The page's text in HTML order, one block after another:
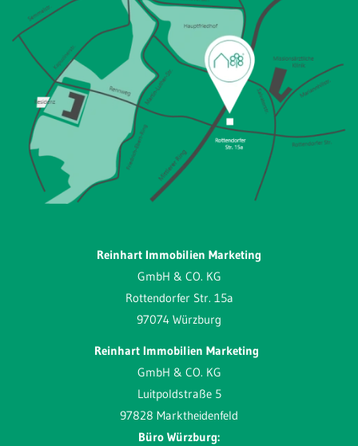
Reinhart Immobilien Marketing
GmbH & CO. KG
Rottendorfer Str. 15a
97074 Würzburg
Reinhart Immobilien Marketing
GmbH & CO. KG
Luitpoldstraße 5
97828 Marktheidenfeld
Büro Würzburg: